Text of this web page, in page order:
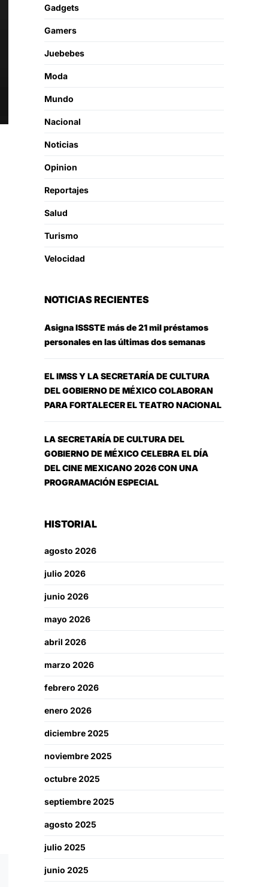
Gadgets
Gamers
Juebebes
Moda
Mundo
Nacional
Noticias
Opinion
Reportajes
Salud
Turismo
Velocidad
NOTICIAS RECIENTES
Asigna ISSSTE más de 21 mil préstamos
personales en las últimas dos semanas
EL IMSS Y LA SECRETARÍA DE CULTURA
DEL GOBIERNO DE MÉXICO COLABORAN
PARA FORTALECER EL TEATRO NACIONAL
LA SECRETARÍA DE CULTURA DEL
GOBIERNO DE MÉXICO CELEBRA EL DÍA
DEL CINE MEXICANO 2026 CON UNA
PROGRAMACIÓN ESPECIAL
HISTORIAL
agosto 2026
julio 2026
junio 2026
mayo 2026
abril 2026
marzo 2026
febrero 2026
enero 2026
diciembre 2025
noviembre 2025
octubre 2025
septiembre 2025
agosto 2025
julio 2025
junio 2025